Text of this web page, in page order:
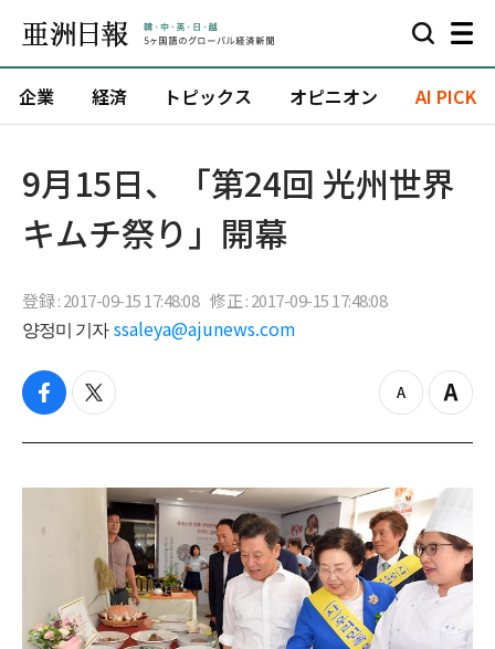
企業 経済 トピックス オピニオン AI PICK
9月15日、「第24回 光州世界
キムチ祭り」開幕
登録 : 2017-09-15 17:48:08 修正 : 2017-09-15 17:48:08
양정미 기자 ssaleya@ajunews.com
f
c
b
o
t
i
t
z
o
o
u
t
Z
o
i